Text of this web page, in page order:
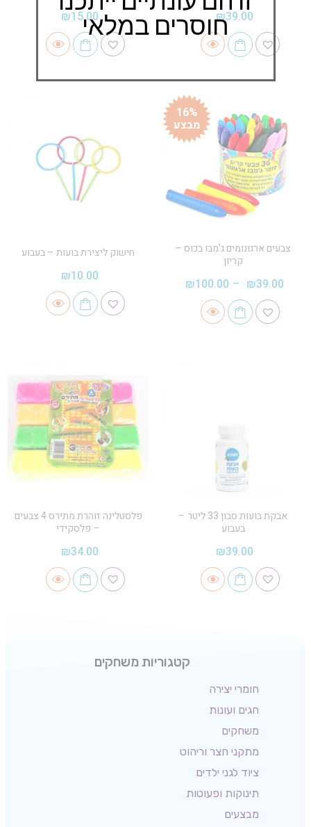
₪39.00
₪15.00
16%
מבצע
צבעים ארגונומים ג'מבו בכוס –
קריון
₪39.00
–
₪100.00
חישוק ליצירת בועות – בעבוע
₪10.00
אבקת בועות סבון 33 ליטר –
בעבוע
₪39.00
פלסטלינה זוהרת מתירס 4 צבעים
– פלסקידי
₪34.00
קטגוריות משחקים
חומרי יצירה
חגים ועונות
משחקים
מתקני חצר וריהוט
ציוד לגני ילדים
תינוקות ופעוטות
מבצעים
חוסרים במלאי